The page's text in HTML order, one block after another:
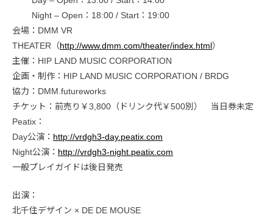
Night – Open：18:00 / Start：19:00
会場：DMM VR
THEATER（http://www.dmm.com/theater/index.html）
主催：HIP LAND MUSIC CORPORATION
企画・制作：HIP LAND MUSIC CORPORATION / BRDG
協力：DMM.futureworks
チケット：前売り￥3,800（ドリンク代￥500別） 当日券未定
Peatix：
Day公演： http://vrdgh3-day.peatix.com
Night公演： http://vrdgh3-night.peatix.com
一般プレイガイドは後日発売
出演：
北千住デザイン × DE DE MOUSE